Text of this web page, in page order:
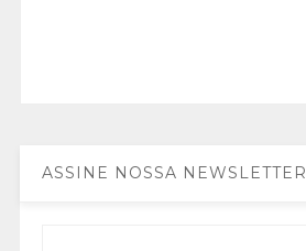
ASSINE NOSSA NEWSLETTER